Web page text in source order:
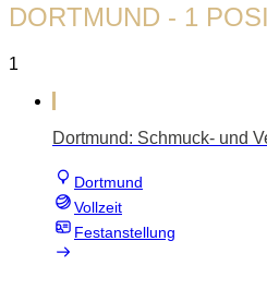
DORTMUND - 1
1
Dortmund: Schmuck- und
Dortmund
Vollzeit
Festanstellung